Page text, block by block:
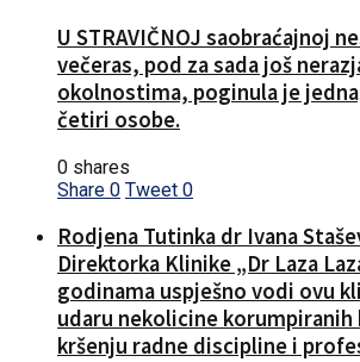
U STRAVIČNOJ saobraćajnoj
večeras, pod za sada još
okolnostima, poginula je
četiri osobe.
0 shares
Share 0 Tweet 0
Rodjena Tutinka dr Ivana
Direktorka Klinike „Dr Laza
godinama uspješno vodi ovu
udaru nekolicine korumpiranih
kršenju radne discipline i